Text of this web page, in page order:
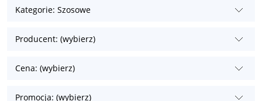
Kategorie: Szosowe
Producent: (wybierz)
Cena: (wybierz)
Promocja: (wybierz)